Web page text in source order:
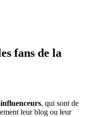
fans de la
, qui sont de
leur blog ou leur